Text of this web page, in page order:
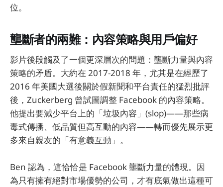
位。
壟斷者的兩難：內容策略與用戶偏好
影片後段觸及了一個更深層次的問題：壟斷力量與內容
策略的矛盾。大約在 2017-2018 年，尤其是在經歷了
2016 年美國大選後關於假新聞和平台責任的猛烈批評
後，Zuckerberg 曾試圖調整 Facebook 的內容策略。
他提出要減少平台上的「垃圾內容」(slop)——那些病
毒式傳播、低品質但高互動的內容——轉而優先展示更
多來自親友的「有意義互動」。
Ben 認為，這恰恰是 Facebook 壟斷力量的體現。因
為只有擁有絕對市場優勢的公司，才有底氣做出這種可